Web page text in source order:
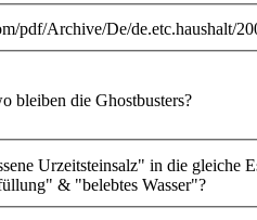
pdf/Archive/De/de.etc.haushalt/
bleiben die Ghostbusters?
Urzeitsteinsalz" in die gleiche
& "belebtes Wasser"?